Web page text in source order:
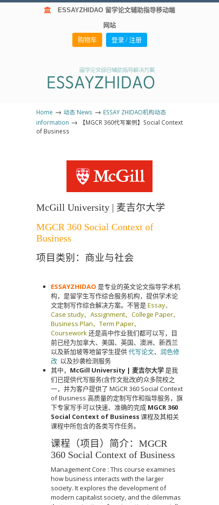
ESSAYZHIDAO 留学论文辅助指导移动端
网站
购物车 登录 / 注册
Home → 动态 News → ESSAY ZHIDAO机构动态
information →
【MGCR 360代写案例】Social Context
of Business
McGill University | 麦吉尔大学
MGCR 360 Social Context of
Business
项目类别：商业与社会
ESSAYZHIDAO 是专业的英文论文指导学术机
构，是留学生写作综合服务机构，提供学术论
文定制写作综合解决方案。不管是Essay、
Case study、Assignment、College Paper、
Business Plan、Term Paper、
Coursework还是高中作业我们都可以写，目
前已经为加拿大、美国、英国、澳洲、新西兰
以及新加坡等地留学生提供代写论文、 润色修
改 以及抄袭检测服务
其中， McGill University | 麦吉尔大学是我
们已提供代写服务(含作文批改)的众多院校之
一，并为客户提供了 MGCR 360 Social Context
of Business 高质量的定制写作和指导服务，旗
下专家写手可以快速、准确的完成 MGCR 360
Social Context of Business课程及其相关
课程中所包含的各类写作任务。
课程（项目）简介：MGCR
360 Social Context of Business
Management Core : This course examines
how business interacts with the larger
society. It explores the development of
modern capitalist society, and the dilemmas